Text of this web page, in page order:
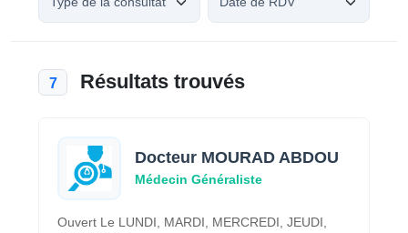
7 Résultats trouvés
Docteur MOURAD ABDOU
Médecin Généraliste
Ouvert Le LUNDI, MARDI, MERCREDI, JEUDI,